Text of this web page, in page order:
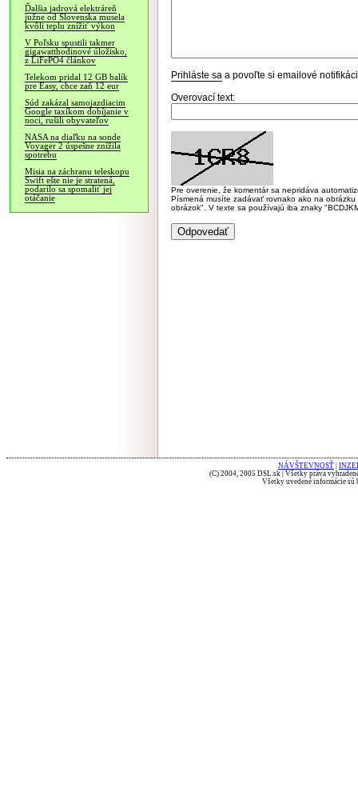
Ďalšia jadrová elektráreň
južne od Slovenska musela
kvôli teplu znížiť výkon
V Poľsku spustili takmer
gigawatthodinové úložisko,
z LiFePO4 článkov
Telekom pridal 12 GB balík
pre Easy, chce zaň 12 eur
Súd zakázal samojazdiacim
Google taxíkom dobíjanie v
noci, rušili obyvateľov
NASA na diaľku na sonde
Voyager 2 úspešne znížila
spotrebu
Misia na záchranu teleskopu
Swift ešte nie je stratená,
podarilo sa spomaliť jej
otáčanie
Prihláste sa a povoľte si emailové
Overovací text:
Pre overenie, že komentár sa nepridáva
Písmená musíte zadávať rovnako ako na
obrázok". V texte sa používajú iba znaky
NÁVŠTEVNOSŤ
(C) 2004, 2005 DSL.sk | Všetky práva
Všetky uvedené informácie sú